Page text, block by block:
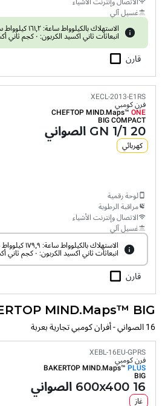
الاتصال وإنترنت الأشياء
غسيل آلي
الاستهلاك بالكيلوواط ساعة: ١٦١٫٢ كيلوواط ساعة/يوم
انبعاثات ثاني اكسيد الكربون: ٠ كجم ثاني أكسيد الكربون/يوم
قارن
XECL-2013-E1RS
فرن كومبي
CHEFTOP MIND.Maps™ ONE
BIG COMPACT
20 GN 1/1 الصواني
كهربائي
لوحة رقمية
مراقبة الرطوبة
الاتصال وإنترنت الأشياء
غسيل آلي
الاستهلاك بالكيلوواط ساعة: ١٧٩٫٩ كيلوواط ساعة/يوم
انبعاثات ثاني اكسيد الكربون: ٠ كجم ثاني أكسيد الكربون/يوم
قارن
MIND.Maps™ BIG
16 الصواني - أفران كومبي تجارية بعربة
XEBL-16EU-GPRS
فرن كومبي
BAKERTOP MIND.Maps™ PLUS
BIG
16 600x400 الصواني
غاز